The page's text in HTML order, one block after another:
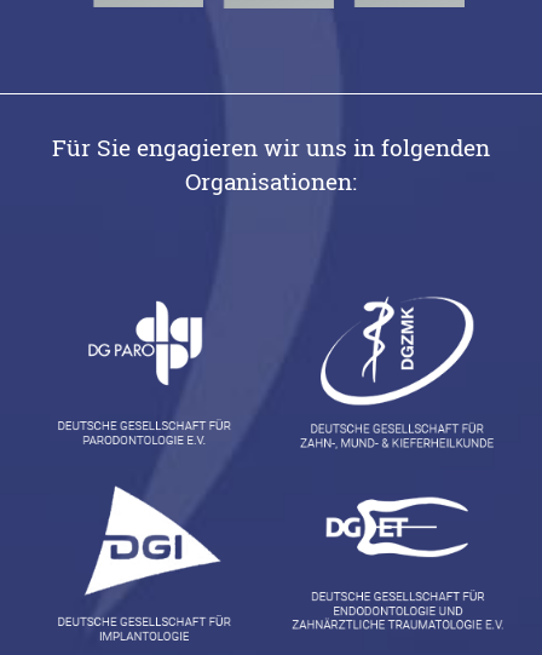
Für Sie engagieren wir uns in folgenden
Organisationen: